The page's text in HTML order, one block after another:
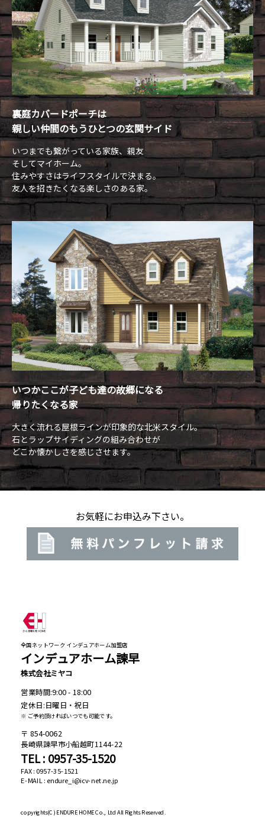
裏庭カバードポーチは
親しい仲間のもうひとつの玄関サイド
いつまでも繋がっている家族、親友
そしてマイホーム。
住みやすさはライフスタイルで決まる。
友人を招きたくなる楽しさのある家。
いつかここが子ども達の故郷になる
帰りたくなる家
大きく流れる屋根ラインが印象的な北米スタイル。
石とラップサイディングの組み合わせが
どこか懐かしさを感じさせます。
お気軽にお申込み下さい。
全国ネットワーク インデュアホーム加盟店
インデュアホーム諫早
株式会社ミヤコ
営業時間:9:00 - 18:00
定休日:日曜日・祝日
※ ご予約頂ければいつでも可能です。
854-0062
長崎県諫早市小船越町1144-22
TEL : 0957-35-1520
FAX : 0957-35-1521
E-MAIL : endure_i@icv-net.ne.jp
copyrights(C)ENDURE HOME Co., Ltd All Rights Reserved.